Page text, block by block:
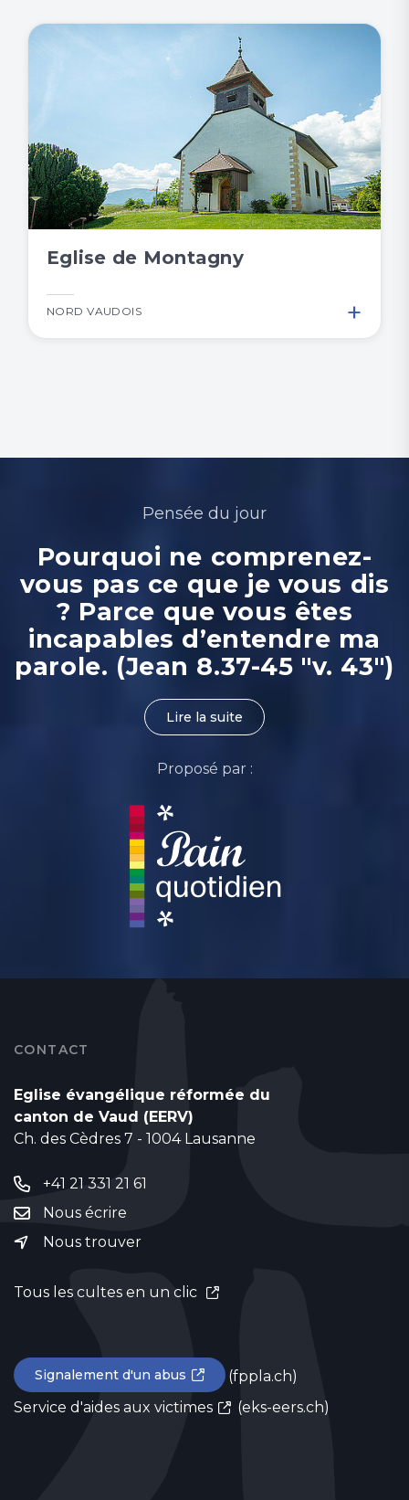
Eglise de Montagny
NORD VAUDOIS +
Pensée du jour
Pourquoi ne comprenez-
vous pas ce que je vous dis
? Parce que vous êtes
incapables d’entendre ma
parole. (Jean 8.37-45 "v. 43")
Lire la suite
Proposé par :
CONTACT
Eglise évangélique réformée du
canton de Vaud (EERV)
Ch. des Cèdres 7 - 1004 Lausanne
+41 21 331 21 61
Nous écrire
Nous trouver
Tous les cultes en un clic
Signalement d'un abus
(fppla.ch)
Service d'aides aux victimes
(eks-eers.ch)